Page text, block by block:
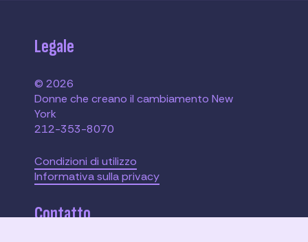
Legale
© 2026
Donne che creano il cambiamento New
York
212-353-8070
Condizioni di utilizzo
Informativa sulla privacy
Contatto